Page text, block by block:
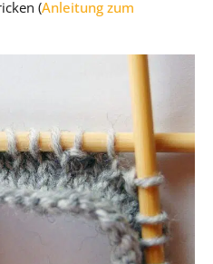
(Anleitung zum